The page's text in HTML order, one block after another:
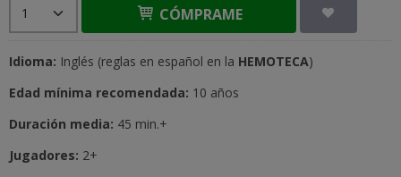
CÓMPRAME
Idioma: Inglés (reglas en español en la HEMOTECA)
Edad mínima recomendada: 10 años
Duración media: 45 min.+
Jugadores: 2+